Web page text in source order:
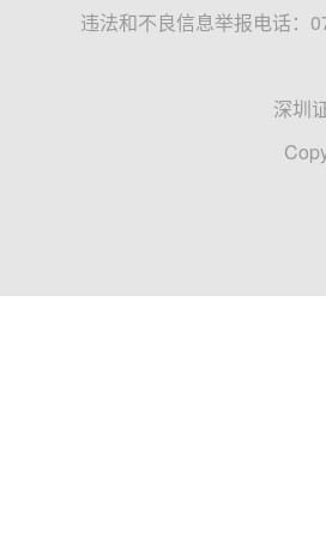
违法和不良信息举报电话：
深圳